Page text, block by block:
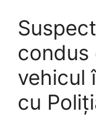
condus
vehicul
cu